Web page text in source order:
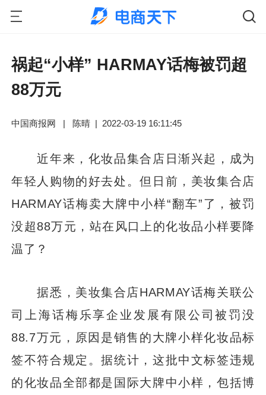
祸起“小样” HARMAY话梅被罚超
88万元
中国商报网 | 陈晴 | 2022-03-19 16:11:45
近年来，化妆品集合店日渐兴起，成为
年轻人购物的好去处。但日前，美妆集合店
HARMAY话梅卖大牌中小样“翻车”了，被罚
没超88万元，站在风口上的化妆品小样要降
温了？
据悉，美妆集合店HARMAY话梅关联公
司上海话梅乐享企业发展有限公司被罚没
88.7万元，原因是销售的大牌小样化妆品标
签不符合规定。据统计，这批中文标签违规
的化妆品全部都是国际大牌中小样，包括博